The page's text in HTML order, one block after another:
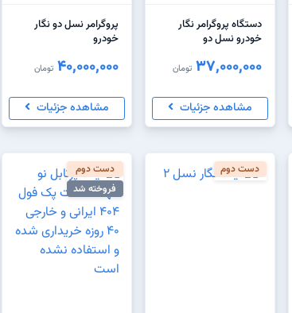
دستگاه پروگرامر نگار
خودرو نسل دو
37,000,000 تومان
مشاهده جزئیات
پروگرامر نسل دو نگار
خودرو
40,000,000 تومان
مشاهده جزئیات
دست دوم
دست دوم
فروخته شد